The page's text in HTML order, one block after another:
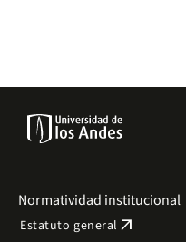
Normatividad institucional
Estatuto general arrow_outward